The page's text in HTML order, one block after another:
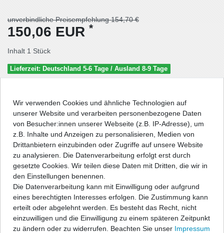
unverbindliche Preisempfehlung 154,70 €
150,06 EUR *
Inhalt 1 Stück
Lieferzeit: Deutschland 5-6 Tage / Ausland 8-9 Tage
Wunschliste
* inkl. ges. MwSt. zzgl. Versandkosten
Beschreibung
Wir verwenden Cookies und ähnliche Technologien auf
unserer Website und verarbeiten personenbezogene Daten
von Besucher:innen unserer Webseite (z.B. IP-Adresse), um
z.B. Inhalte und Anzeigen zu personalisieren, Medien von
Drittanbietern einzubinden oder Zugriffe auf unsere Website
zu analysieren. Die Datenverarbeitung erfolgt erst durch
gesetzte Cookies. Wir teilen diese Daten mit Dritten, die wir in
den Einstellungen benennen.
Die Datenverarbeitung kann mit Einwilligung oder aufgrund
eines berechtigten Interesses erfolgen. Die Zustimmung kann
erteilt oder abgelehnt werden. Es besteht das Recht, nicht
einzuwilligen und die Einwilligung zu einem späteren Zeitpunkt
zu ändern oder zu widerrufen. Beachten Sie unser Impressum